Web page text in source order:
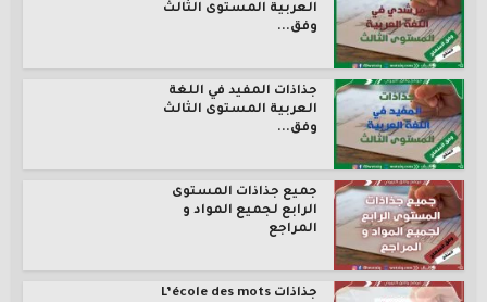
العربية المستوى الثالث
وفق...
جذاذات المفيد في اللغة
العربية المستوى الثالث
وفق...
جميع جذاذات المستوى
الرابع لجميع المواد و
المراجع
جذاذات L’école des mots